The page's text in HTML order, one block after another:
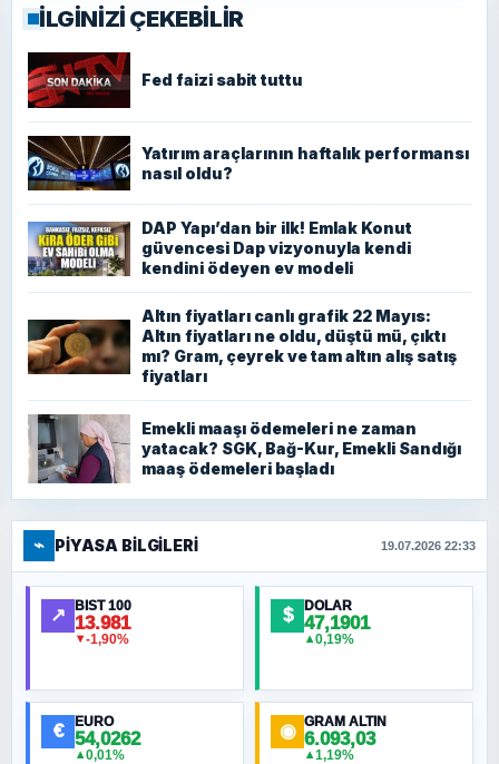
İLGİNİZİ ÇEKEBİLİR
Fed faizi sabit tuttu
Yatırım araçlarının haftalık performansı
nasıl oldu?
DAP Yapı’dan bir ilk! Emlak Konut
güvencesi Dap vizyonuyla kendi
kendini ödeyen ev modeli
Altın fiyatları canlı grafik 22 Mayıs:
Altın fiyatları ne oldu, düştü mü, çıktı
mı? Gram, çeyrek ve tam altın alış satış
fiyatları
Emekli maaşı ödemeleri ne zaman
yatacak? SGK, Bağ-Kur, Emekli Sandığı
maaş ödemeleri başladı
⌁ PIYASA BILGILERI 19.07.2026 22:33
↗ BIST 100
13.981
▼-1,90%
$ DOLAR
47,1901
▲0,19%
€ EURO
54,0262
▲0,01%
◉ GRAM ALTIN
6.093,03
▲1,19%